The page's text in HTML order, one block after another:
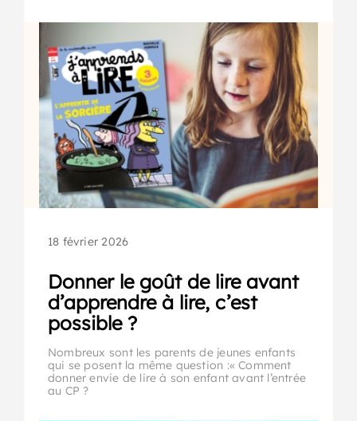
18 février 2026
Donner le goût de lire avant
d’apprendre à lire, c’est
possible ?
Nombreux sont les parents de jeunes enfants
qui se posent la même question :« Comment
donner envie de lire à son enfant avant l’entrée
au CP ?